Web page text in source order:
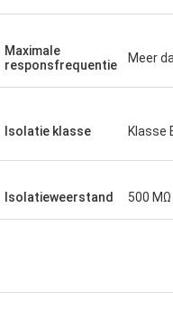
Maximale
responsfrequentie
Meer
Isolatie klasse Klasse
Isolatieweerstand 500 MΩ